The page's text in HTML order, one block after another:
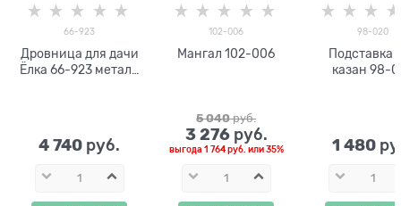
66-923
Дровница для дачи
Ёлка 66-923 металл
4 740 руб.
102-006
Мангал 102-006
5 040 руб.
3 276 руб.
выгода 1 764 руб. или35%
98-020
Подставка
казан 98-
1 480